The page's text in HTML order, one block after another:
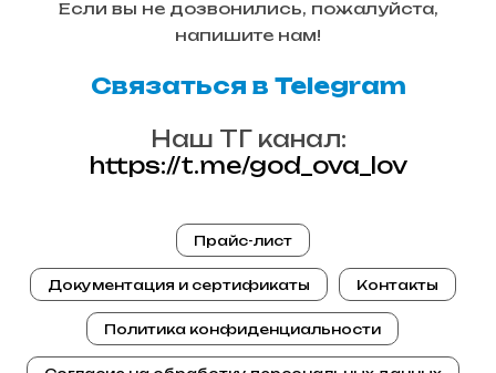
Если вы не дозвонились, пожалуйста,
напишите нам!
Связаться в Telegram
Наш ТГ канал:
https://t.me/god_ova_lov
Прайс-лист
Документация и сертификаты Контакты
Политика конфиденциальности